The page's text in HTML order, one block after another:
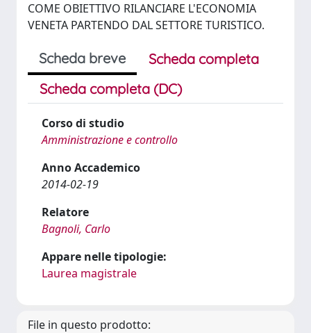
COME OBIETTIVO RILANCIARE L'ECONOMIA
VENETA PARTENDO DAL SETTORE TURISTICO.
Scheda breve
Scheda completa
Scheda completa (DC)
Corso di studio
Amministrazione e controllo
Anno Accademico
2014-02-19
Relatore
Bagnoli, Carlo
Appare nelle tipologie:
Laurea magistrale
File in questo prodotto: